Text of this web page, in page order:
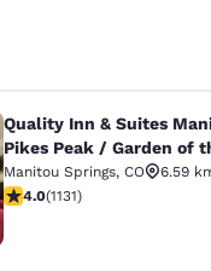
& Suites
Quality Inn & Suites
Pikes Peak / Garden of
Manitou Springs, CO
6.59
calificación de 3.99 estrellas.
4.0(1131)